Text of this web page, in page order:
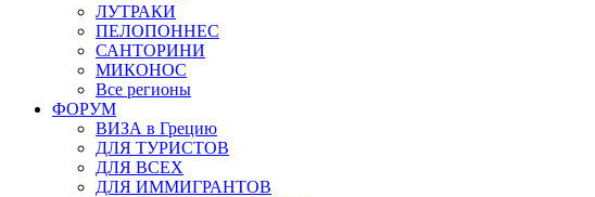
ЛУТРАКИ
ПЕЛОПОННЕС
САНТОРИНИ
МИКОНОС
Все регионы
ФОРУМ
ВИЗА в Грецию
ДЛЯ ТУРИСТОВ
ДЛЯ ВСЕХ
ДЛЯ ИММИГРАНТОВ